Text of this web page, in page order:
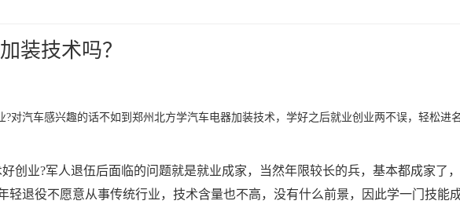
装技术吗？
?对汽车感兴趣的话不如到郑州北方学汽车电器加装技术，学好之后就业创业两不误，轻松进
创业?军人退伍后面临的问题就是就业成家，当然年限较长的兵，基本都成家了
轻退役不愿意从事传统行业，技术含量也不高，没有什么前景，因此学一门技能